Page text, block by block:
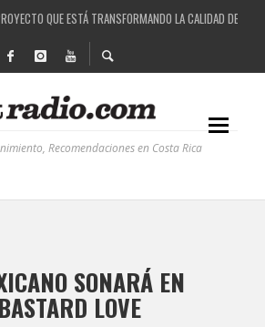
QUE ESTÁ TRANSFORMANDO LA CALIDAD DE
BPM: UN REVIEW DE LA PRIMERA EDICIÓN QUE
Recomendaciones en Costa Rica
SONARÁ EN
LOVE